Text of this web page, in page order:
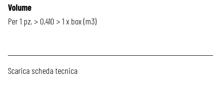
Volume
Per 1 pz. > 0,410 > 1 x box (m3)
Scarica scheda tecnica